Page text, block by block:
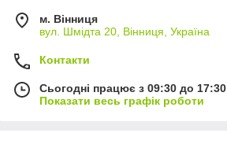
м. Вінниця
вул. Шмідта 20, Вінниця, Україна
Контакти
Сьогодні працює з 09:30 до 17:30
Показати весь графік роботи